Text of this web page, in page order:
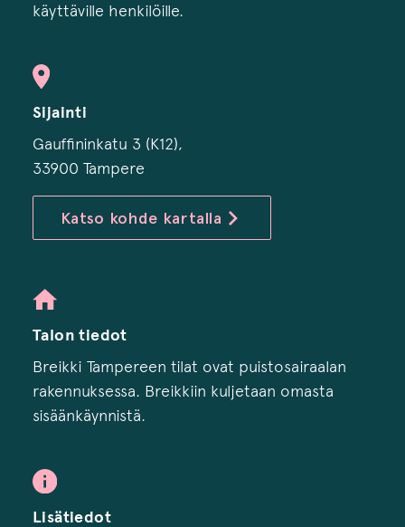
käyttäville henkilöille.
Sijainti
Gauffininkatu 3 (K12),
33900 Tampere
Katso kohde kartalla
Talon tiedot
Breikki Tampereen tilat ovat puistosairaalan
rakennuksessa. Breikkiin kuljetaan omasta
sisäänkäynnistä.
Lisätiedot